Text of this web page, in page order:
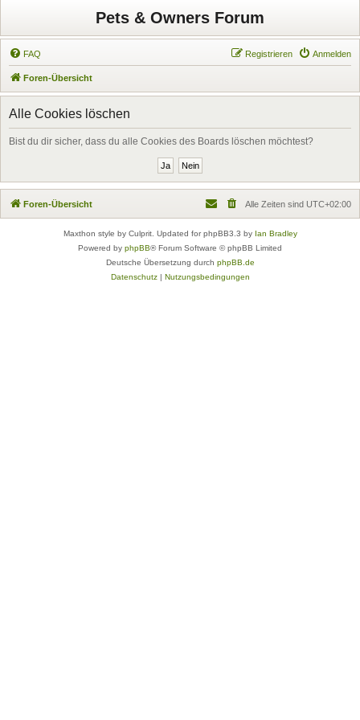
Pets & Owners Forum
FAQ Anmelden
Registrieren
Foren-Übersicht
Alle Cookies löschen
Bist du dir sicher, dass du alle Cookies des Boards löschen möchtest?
Foren-Übersicht Alle Zeiten sind UTC+02:00
Maxthon style by Culprit. Updated for phpBB3.3 by Ian Bradley
Powered by phpBB® Forum Software © phpBB Limited
Deutsche Übersetzung durch phpBB.de
Datenschutz| Nutzungsbedingungen